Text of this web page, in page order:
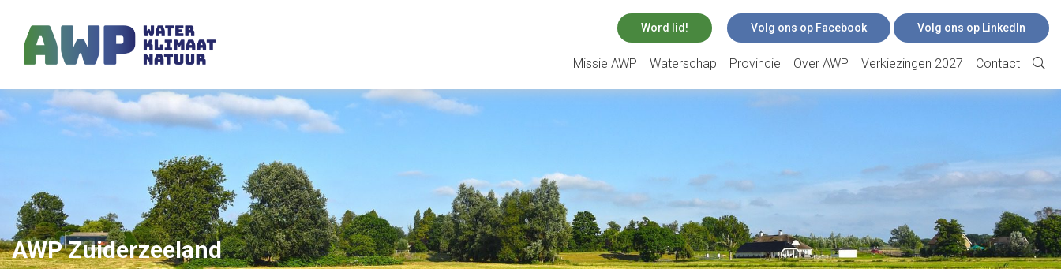
Word lid! Volg ons op Facebook Volg ons op LinkedIn
Missie AWP Waterschap Provincie Over AWP Verkiezingen 2027 Contact
AWP Zuiderzeeland